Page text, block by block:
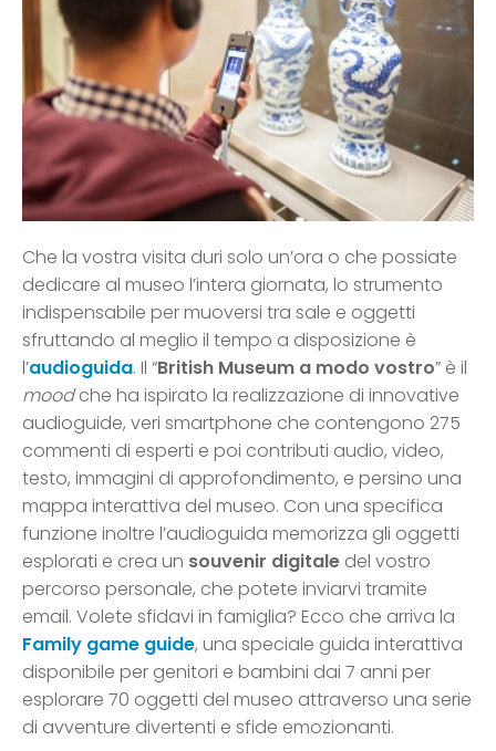
Che la vostra visita duri solo un’ora o che possiate
dedicare al museo l’intera giornata, lo strumento
indispensabile per muoversi tra sale e oggetti
sfruttando al meglio il tempo a disposizione è
l’audioguida. Il “British Museum a modo vostro” è il
moodche ha ispirato la realizzazione di innovative
audioguide, veri smartphone che contengono 275
commenti di esperti e poi contributi audio, video,
testo, immagini di approfondimento, e persino una
mappa interattiva del museo. Con una specifica
funzione inoltre l’audioguida memorizza gli oggetti
esplorati e crea un souvenir digitale del vostro
percorso personale, che potete inviarvi tramite
email. Volete sfidavi in famiglia? Ecco che arriva la
Family game guide, una speciale guida interattiva
disponibile per genitori e bambini dai 7 anni per
esplorare 70 oggetti del museo attraverso una serie
di avventure divertenti e sfide emozionanti.